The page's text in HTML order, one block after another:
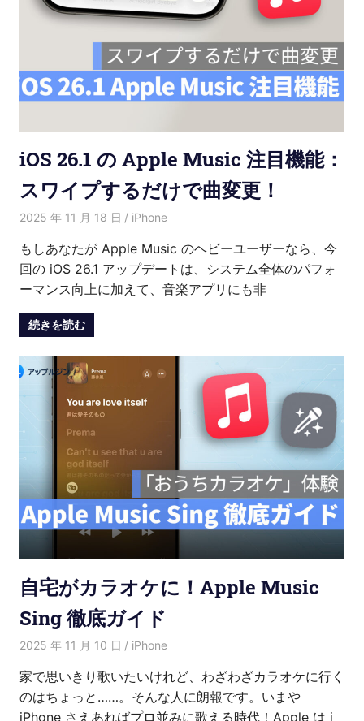
iOS 26.1 の Apple Music 注目機能：
スワイプするだけで曲変更！
2025 年 11 月 18 日 愛麗絲
iPhone
もしあなたが Apple Music のヘビーユーザーなら、今
回の iOS 26.1 アップデートは、システム全体のパフォ
ーマンス向上に加えて、音楽アプリにも非
続きを読む
自宅がカラオケに！Apple Music
Sing 徹底ガイド
2025 年 11 月 10 日 愛麗絲
iPhone
家で思いきり歌いたいけれど、わざわざカラオケに行く
のはちょっと……。そんな人に朗報です。いまや
iPhone さえあればプロ並みに歌える時代！Apple は i